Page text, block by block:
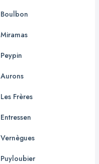
Boulbon
Miramas
Peypin
Aurons
Les Frères
Entressen
Vernègues
Puyloubier